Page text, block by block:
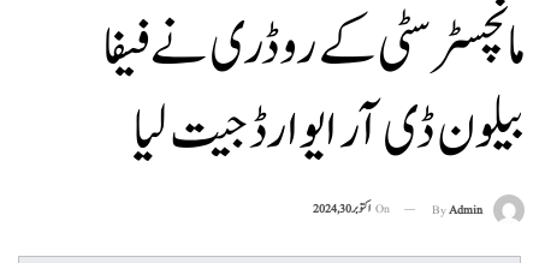
مانچسٹر سٹی کے روڈری نے فیفا
بیلون ڈی آر ایوارڈ جیت لیا
ByAdmin
On اکتوبر 30, 2024